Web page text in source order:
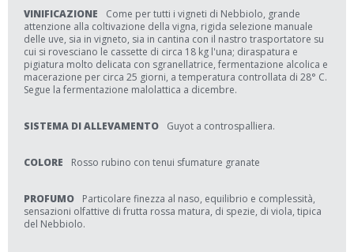
VINIFICAZIONE
Come per tutti i vigneti di Nebbiolo, grande
attenzione alla coltivazione della vigna, rigida selezione manuale
delle uve, sia in vigneto, sia in cantina con il nastro trasportatore su
cui si rovesciano le cassette di circa 18 kg l'una; diraspatura e
pigiatura molto delicata con sgranellatrice, fermentazione alcolica e
macerazione per circa 25 giorni, a temperatura controllata di 28° C.
Segue la fermentazione malolattica a dicembre.
SISTEMA DI ALLEVAMENTO Guyot a controspalliera.
COLORE Rosso rubino con tenui sfumature granate
PROFUMO
Particolare finezza al naso, equilibrio e complessità,
sensazioni olfattive di frutta rossa matura, di spezie, di viola, tipica
del Nebbiolo.